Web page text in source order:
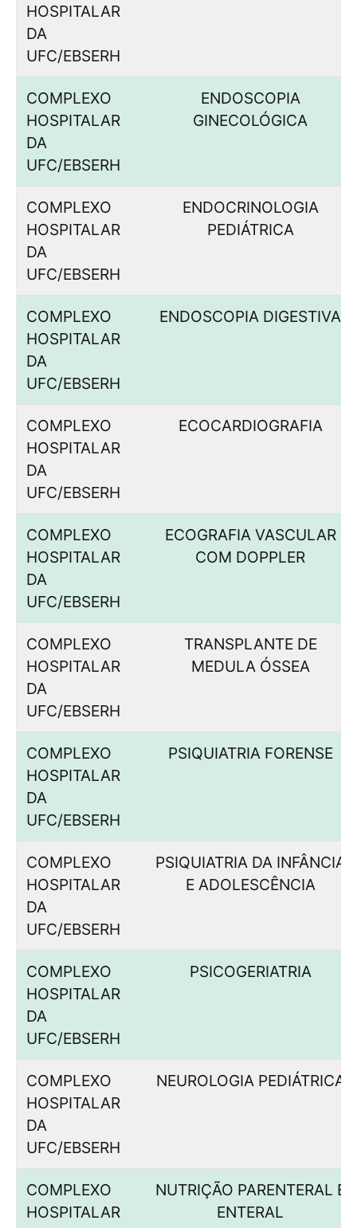
HOSPITALAR
DA
UFC/EBSERH
COMPLEXO
HOSPITALAR
DA
UFC/EBSERH
ENDOSCOPIA
GINECOLÓGICA
COMPLEXO
HOSPITALAR
DA
UFC/EBSERH
ENDOCRINOLOGIA
PEDIÁTRICA
COMPLEXO
HOSPITALAR
DA
UFC/EBSERH
ENDOSCOPIA DIGESTIVA
COMPLEXO
HOSPITALAR
DA
UFC/EBSERH
ECOCARDIOGRAFIA
COMPLEXO
HOSPITALAR
DA
UFC/EBSERH
ECOGRAFIA VASCULAR
COM DOPPLER
COMPLEXO
HOSPITALAR
DA
UFC/EBSERH
TRANSPLANTE DE
MEDULA ÓSSEA
COMPLEXO
HOSPITALAR
DA
UFC/EBSERH
PSIQUIATRIA FORENSE
COMPLEXO
HOSPITALAR
DA
UFC/EBSERH
PSIQUIATRIA DA INFÂNCIA
E ADOLESCÊNCIA
COMPLEXO
HOSPITALAR
DA
UFC/EBSERH
PSICOGERIATRIA
COMPLEXO
HOSPITALAR
DA
UFC/EBSERH
NEUROLOGIA PEDIÁTRICA
COMPLEXO
HOSPITALAR
NUTRIÇÃO PARENTERAL E
ENTERAL